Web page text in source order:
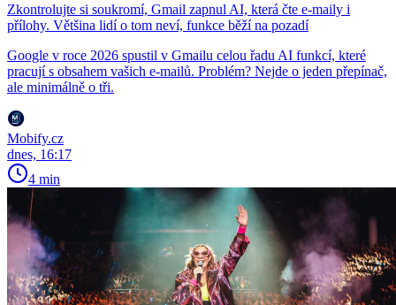
Zkontrolujte si soukromí, Gmail zapnul AI, která čte e-maily i
přílohy. Většina lidí o tom neví, funkce běží na pozadí
Google v roce 2026 spustil v Gmailu celou řadu AI funkcí, které
pracují s obsahem vašich e-mailů. Problém? Nejde o jeden přepínač,
ale minimálně o tři.
Mobify.cz
dnes, 16:17
4 min